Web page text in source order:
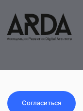
Согласиться